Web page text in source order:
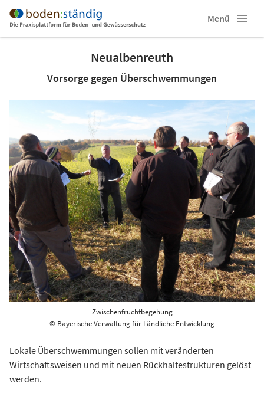
Menü
Neualbenreuth
Vorsorge gegen Überschwemmungen
Zwischenfruchtbegehung
© Bayerische Verwaltung für Ländliche Entwicklung
Lokale Überschwemmungen sollen mit veränderten
Wirtschaftsweisen und mit neuen Rückhaltestrukturen gelöst
werden.